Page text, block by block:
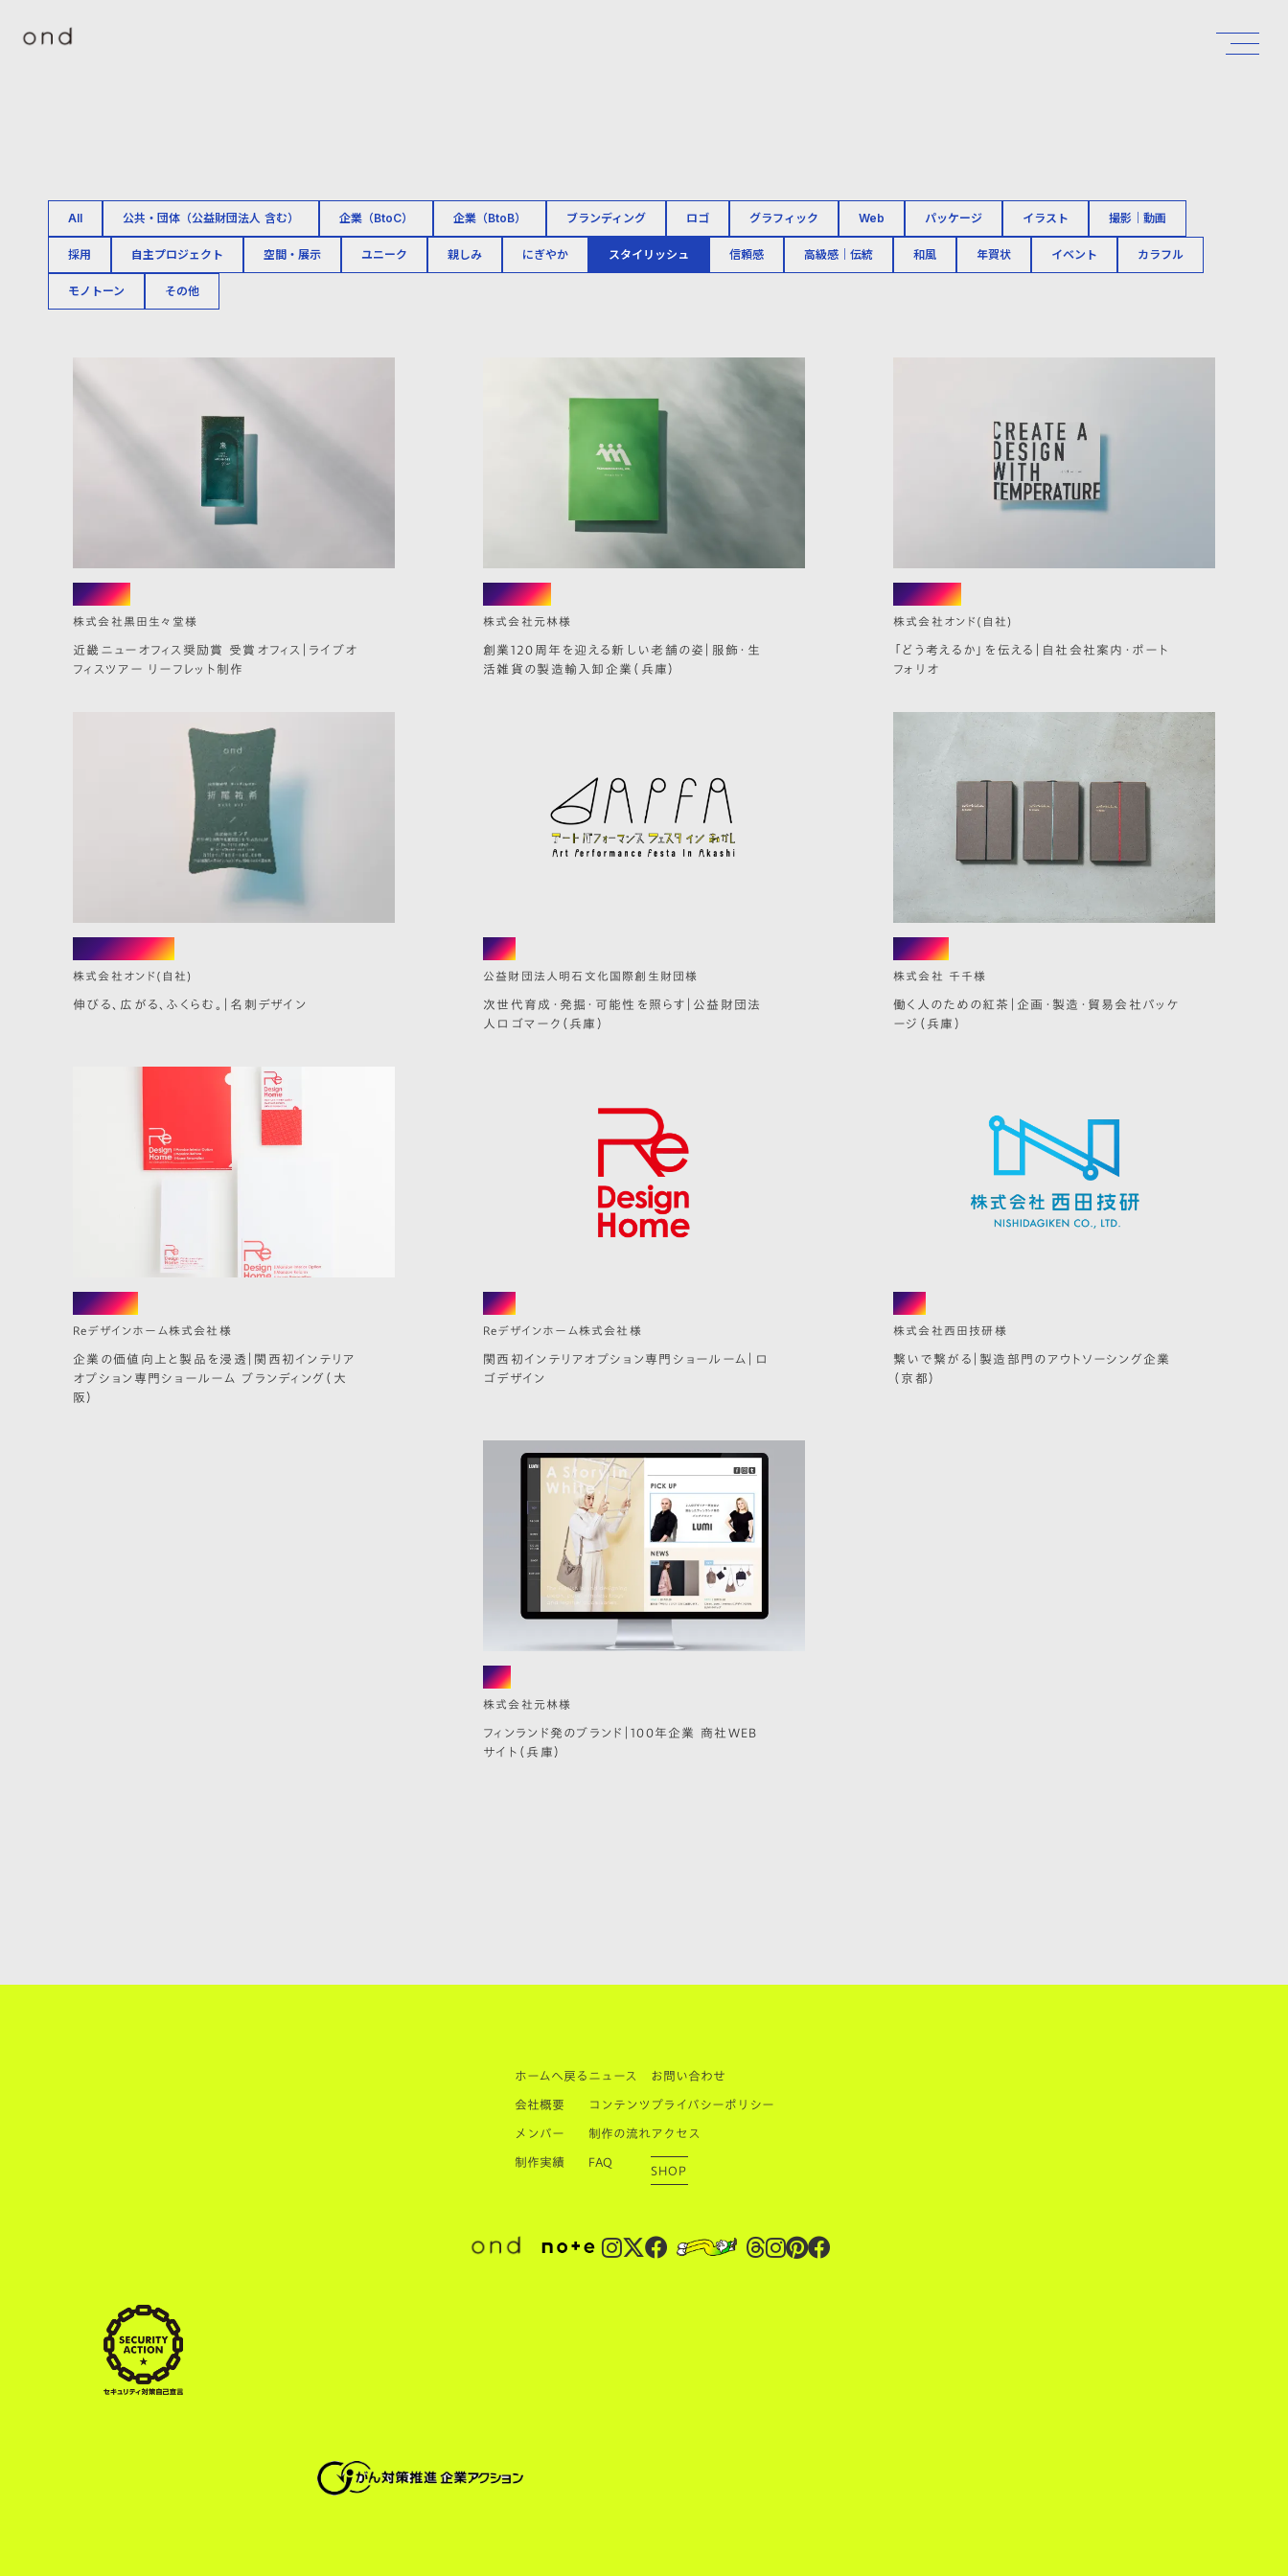
All 公共・団体（公益財団法人 含む） 企業（BtoC） 企業（BtoB） ブランディング ロゴ グラフィック Web パッケージ イラスト 撮影｜動画
採用 自主プロジェクト 空間・展示 ユニーク 親しみ にぎやか スタイリッシュ 信頼感 高級感｜伝統 和風 年賀状 イベント カラフル
モノトーン その他
leaflet
株式会社黒田生々堂様
近畿ニューオフィス奨励賞 受賞オフィス｜ライブオ
フィスツアー リーフレット制作
pamphlet
株式会社元林様
創業120周年を迎える新しい老舗の姿｜服飾・生
活雑貨の製造輸入卸企業（兵庫）
pamphlet
株式会社オンド(自社)
「どう考えるか」を伝える｜自社会社案内・ポート
フォリオ
business card
株式会社オンド(自社)
伸びる、広がる、ふくらむ。｜名刺デザイン
logo
公益財団法人明石文化国際創生財団様
次世代育成・発掘・可能性を照らす｜公益財団法
人ロゴマーク（兵庫）
package
株式会社 千千様
働く人のための紅茶｜企画・製造・貿易会社パッケ
ージ（兵庫）
branding
Reデザインホーム株式会社様
企業の価値向上と製品を浸透｜関西初インテリア
オプション専門ショールーム ブランディング（大
阪）
logo
Reデザインホーム株式会社様
関西初インテリアオプション専門ショールーム｜ロ
ゴデザイン
logo
株式会社西田技研様
繋いで繋がる｜製造部門のアウトソーシング企業
（京都）
web
株式会社元林様
フィンランド発のブランド｜100年企業 商社WEB
サイト（兵庫）
ホームへ戻る
会社概要
メンバー
制作実績
ニュース
コンテンツ
制作の流れ
FAQ
お問い合わせ
プライバシーポリシー
アクセス
SHOP